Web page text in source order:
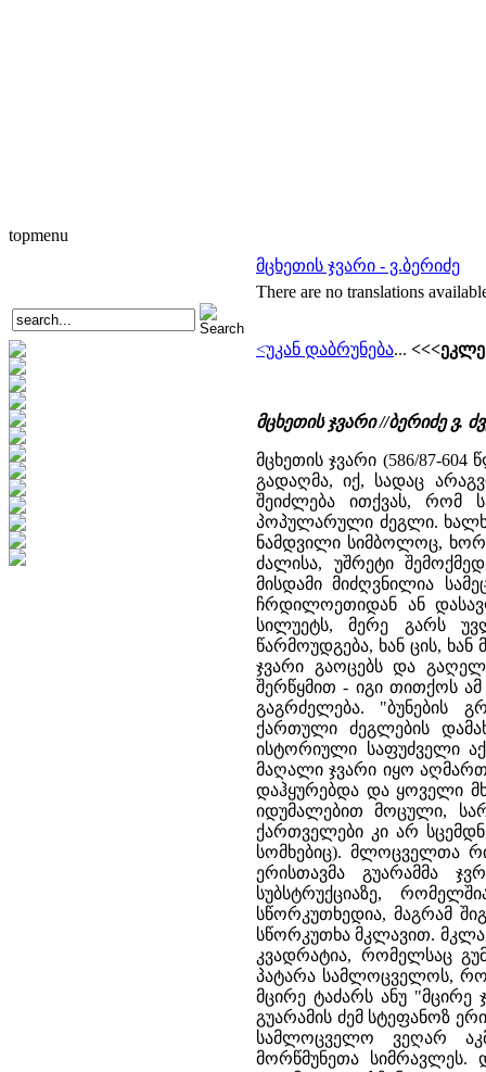
topmenu
მცხეთის ჯვარი - ვ.ბერიძე
There are no translations
<უკან დაბრუნება...
მცხეთის ჯვარი //ბერიძე
მცხეთის ჯვარი (586/87-
გადაღმა, იქ, სადაც
შეიძლება ითქვას, რომ
პოპულარული ძეგლი.
ნამდვილი სიმბოლოც,
ძალისა, უშრეტი
მისდამი მიძღვნილია
ჩრდილოეთიდან ან
სილუეტს, მერე გარს
წარმოუდგება, ხან ცის,
ჯვარი გაოცებს და
შერწყმით - იგი თითქოს
გაგრძელება. "ბუნების
ქართული ძეგლების
ისტორიული საფუძველი
მაღალი ჯვარი იყო
დაჰყურებდა და ყოველი
იდუმალებით მოცული,
ქართველები კი არ
სომხებიც). მლოცველთა
ერისთავმა გუარამმა
სუბსტრუქციაზე,
სწორკუთხედია, მაგრამ
სწორკუთხა მკლავით.
კვადრატია, რომელსაც
პატარა სამლოცველოს,
მცირე ტაძარს ანუ "მცირე
გუარამის ძემ სტეფანოზ
სამლოცველო ვეღარ
მორწმუნეთა სიმრავლეს.